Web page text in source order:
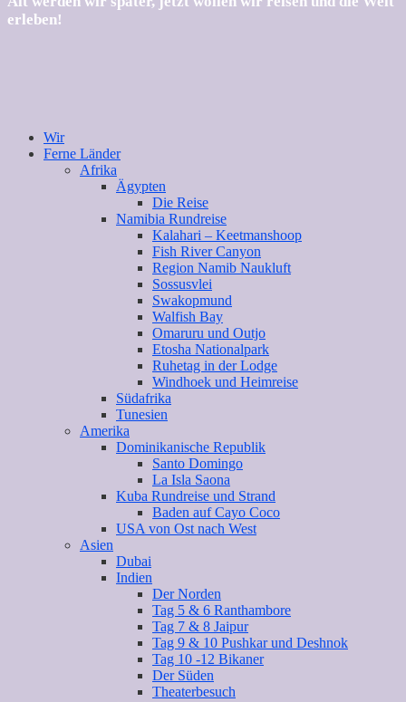
erleben!
Wir
Ferne Länder
Afrika
Ägypten
Die Reise
Namibia Rundreise
Kalahari – Keetmanshoop
Fish River Canyon
Region Namib Naukluft
Sossusvlei
Swakopmund
Walfish Bay
Omaruru und Outjo
Etosha Nationalpark
Ruhetag in der Lodge
Windhoek und Heimreise
Südafrika
Tunesien
Amerika
Dominikanische Republik
Santo Domingo
La Isla Saona
Kuba Rundreise und Strand
Baden auf Cayo Coco
USA von Ost nach West
Asien
Dubai
Indien
Der Norden
Tag 5 & 6 Ranthambore
Tag 7 & 8 Jaipur
Tag 9 & 10 Pushkar und Deshnok
Tag 10 -12 Bikaner
Der Süden
Theaterbesuch